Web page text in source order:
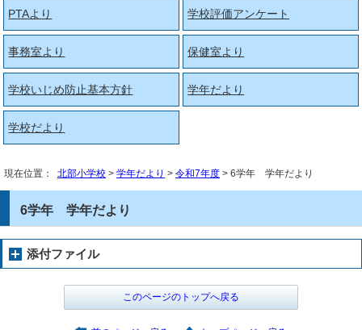
PTAより 学校評価アンケート
事務室より 保健室より
学校いじめ防止基本方針 学年だより
学校だより
現在位置： 北部小学校 > 学年だより > 令和7年度 > 6学年 学年だより
6学年 学年だより
添付ファイル
このページのトップへ戻る